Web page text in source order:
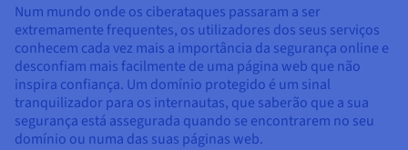
Num mundo onde os ciberataques passaram a ser
extremamente frequentes, os utilizadores dos seus serviços
conhecem cada vez mais a importância da segurança online e
desconfiam mais facilmente de uma página web que não
inspira confiança. Um domínio protegido é um sinal
tranquilizador para os internautas, que saberão que a sua
segurança está assegurada quando se encontrarem no seu
domínio ou numa das suas páginas web.